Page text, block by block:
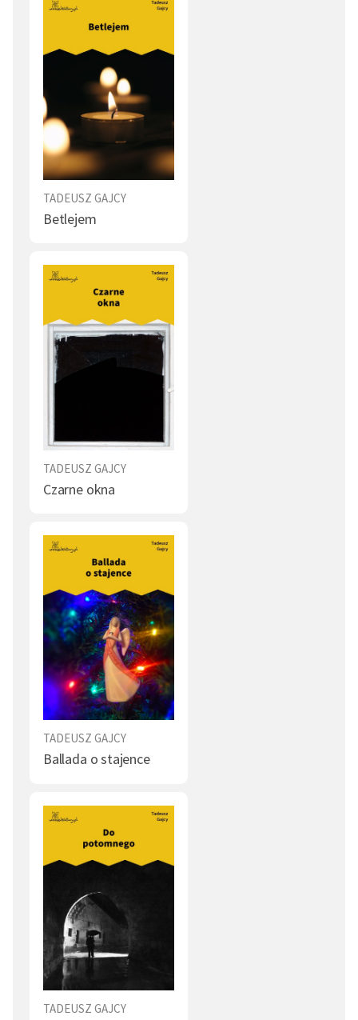
TADEUSZ GAJCY
Betlejem
TADEUSZ GAJCY
Czarne okna
TADEUSZ GAJCY
Ballada o stajence
TADEUSZ GAJCY